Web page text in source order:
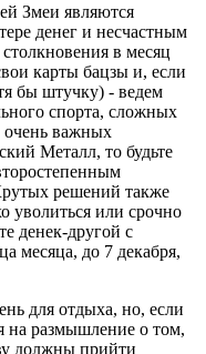
Змеи являются
денег и несчастным
в месяц
карты бацзы и, если
бы штучку) - ведем
спорта, сложных
очень важных
Металл, то будьте
решений также
уволиться или срочно
денек-другой с
месяца, до 7 декабря,
для отдыха, но, если
на размышление о том,
должны прийти